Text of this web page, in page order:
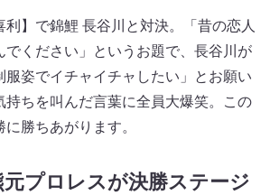
利】で錦鯉 長谷川と対決。「昔の恋人
でください」というお題で、長谷川が
服姿でイチャイチャしたい」とお願い
持ちを叫んだ言葉に全員大爆笑。この
勝ちあがります。
プロレスが決勝ステージ